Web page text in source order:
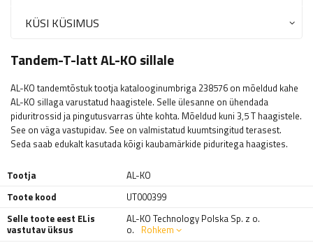
KÜSI KÜSIMUS
Tandem-T-latt AL-KO sillale
AL-KO tandemtõstuk tootja katalooginumbriga 238576 on mõeldud kahe
AL-KO sillaga varustatud haagistele. Selle ülesanne on ühendada
piduritrossid ja pingutusvarras ühte kohta. Mõeldud kuni 3,5 T haagistele.
See on väga vastupidav. See on valmistatud kuumtsingitud terasest.
Seda saab edukalt kasutada kõigi kaubamärkide piduritega haagistes.
Tootja
AL-KO
Toote kood
UT000399
Selle toote eest ELis
vastutav üksus
AL-KO Technology Polska Sp. z o.
o. Rohkem